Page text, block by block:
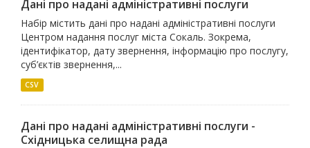
Дані про надані адміністративні послуги
Набір містить дані про надані адміністративні послуги
Центром надання послуг міста Сокаль. Зокрема,
ідентифікатор, дату звернення, інформацію про послугу,
суб’єктів звернення,...
CSV
Дані про надані адміністративні послуги -
Східницька селищна рада